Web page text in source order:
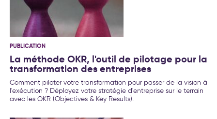
PUBLICATION
La méthode OKR, l'outil de pilotage pour la
transformation des entreprises
Comment piloter votre transformation pour passer de la vision à
l'exécution ? Déployez votre stratégie d'entreprise sur le terrain
avec les OKR (Objectives & Key Results).